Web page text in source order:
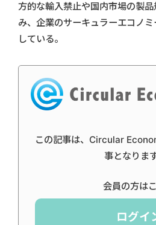
方的な輸入禁止や国内市場の製
み、企業のサーキュラーエコノ
している。
この記事は、Circular
事となります
会員の方は
ログイ